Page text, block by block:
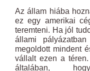
Az állam hiába
ez egy amerikai
teremteni. Ha jól
állami
megoldott mindent
vállalt ezen a
általában,